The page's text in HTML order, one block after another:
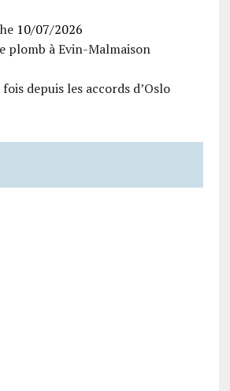
10/07/2026
plomb à Evin-Malmaison
depuis les accords d’Oslo